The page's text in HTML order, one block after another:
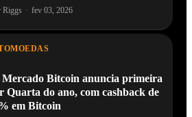
Riggs · fev 03, 2026
Bitcoin anuncia primeira
Quarta do ano, com cashback de
em Bitcoin